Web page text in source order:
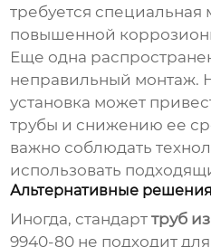
требуется специальная
повышенной
Еще одна
неправильный монтаж.
установка может
трубы и снижению ее
важно соблюдать
использовать
Альтернативные
Иногда, стандарттруб
9940-80 не подходит